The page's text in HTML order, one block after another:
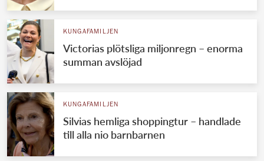
KUNGAFAMILJEN
Victorias plötsliga miljonregn – enorma
summan avslöjad
KUNGAFAMILJEN
Silvias hemliga shoppingtur – handlade
till alla nio barnbarnen